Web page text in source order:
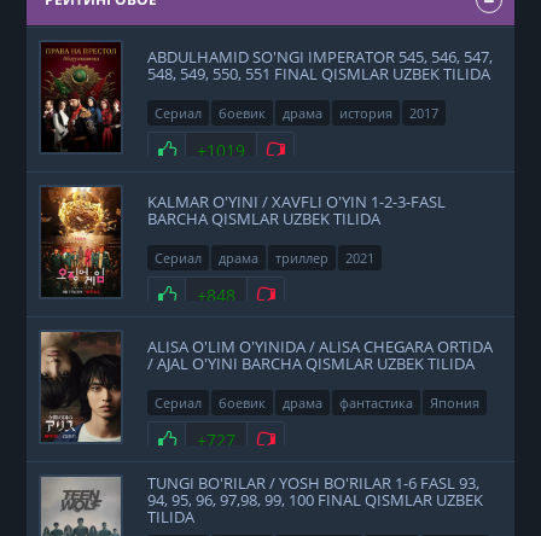
ABDULHAMID SO'NGI IMPERATOR 545, 546, 547,
548, 549, 550, 551 FINAL QISMLAR UZBEK TILIDA
Сериал боевик драма история 2017
Нравится
+1019 Не нравится
KALMAR O'YINI / XAVFLI O'YIN 1-2-3-FASL
BARCHA QISMLAR UZBEK TILIDA
Сериал драма триллер 2021
Нравится
+848 Не нравится
ALISA O'LIM O'YINIDA / ALISA CHEGARA ORTIDA
/ AJAL O'YINI BARCHA QISMLAR UZBEK TILIDA
Сериал боевик драма фантастика
Япония
2020
Нравится
+727 Не нравится
TUNGI BO'RILAR / YOSH BO'RILAR 1-6 FASL 93,
94, 95, 96, 97,98, 99, 100 FINAL QISMLAR UZBEK
TILIDA